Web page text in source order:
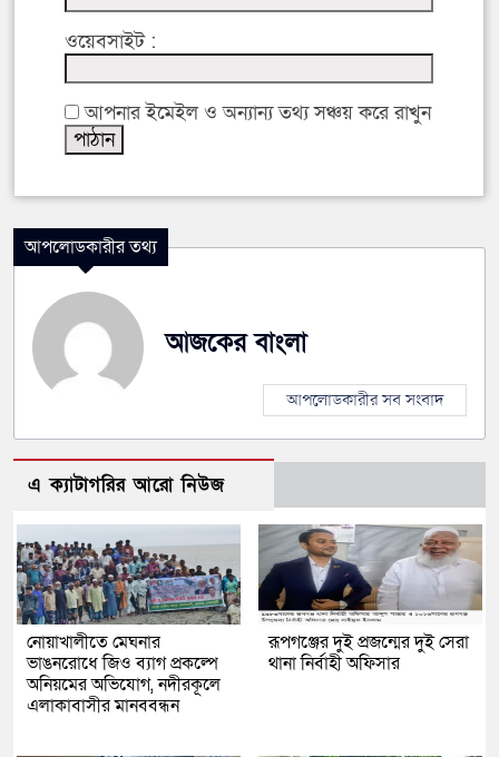
ওয়েবসাইট :
আপনার ইমেইল ও অন্যান্য তথ্য সঞ্চয় করে রাখুন
আপলোডকারীর তথ্য
আজকের বাংলা
আপলোডকারীর সব সংবাদ
এ ক্যাটাগরির আরো নিউজ
নোয়াখালীতে মেঘনার
ভাঙনরোধে জিও ব্যাগ প্রকল্পে
অনিয়মের অভিযোগ, নদীরকূলে
এলাকাবাসীর মানববন্ধন
রূপগঞ্জের দুই প্রজন্মের দুই সেরা
থানা নির্বাহী অফিসার